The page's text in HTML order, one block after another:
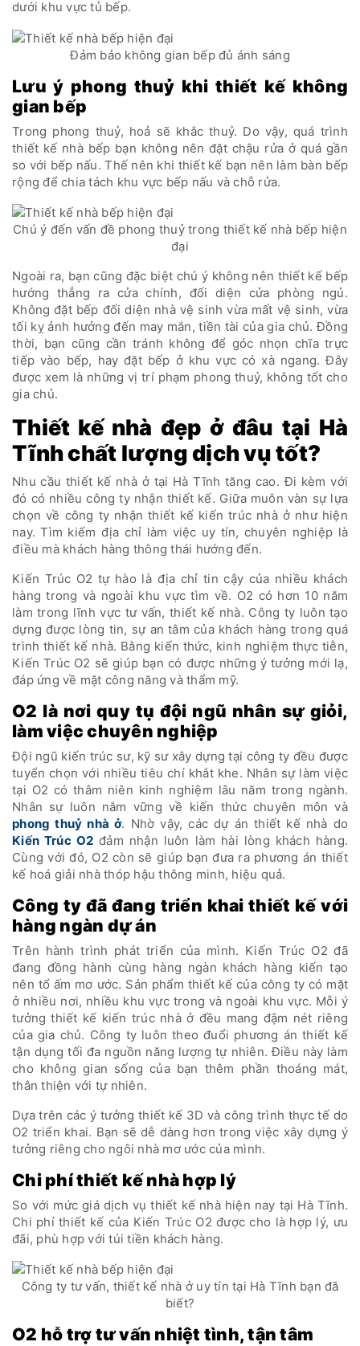
dưới khu vực tủ bếp.
Đảm bảo không gian bếp đủ ánh sáng
Lưu ý phong thuỷ khi thiết kế không
gian bếp
Trong phong thuỷ, hoả sẽ khắc thuỷ. Do vậy, quá trình
thiết kế nhà bếp bạn không nên đặt chậu rửa ở quá gần
so với bếp nấu. Thế nên khi thiết kế bạn nên làm bàn bếp
rộng để chia tách khu vực bếp nấu và chỗ rửa.
Chú ý đến vấn đề phong thuỷ trong thiết kế nhà bếp hiện
đại
Ngoài ra, bạn cũng đặc biệt chú ý không nên thiết kế bếp
hướng thẳng ra cửa chính, đối diện cửa phòng ngủ.
Không đặt bếp đối diện nhà vệ sinh vừa mất vệ sinh, vừa
tối kỵ ảnh hưởng đến may mắn, tiền tài của gia chủ. Đồng
thời, bạn cũng cần tránh không để góc nhọn chĩa trực
tiếp vào bếp, hay đặt bếp ở khu vực có xà ngang. Đây
được xem là những vị trí phạm phong thuỷ, không tốt cho
gia chủ.
Thiết kế nhà đẹp ở đâu tại Hà
Tĩnh chất lượng dịch vụ tốt?
Nhu cầu thiết kế nhà ở tại Hà Tĩnh tăng cao. Đi kèm với
đó có nhiều công ty nhận thiết kế. Giữa muôn vàn sự lựa
chọn về công ty nhận thiết kế kiến trúc nhà ở như hiện
nay. Tìm kiếm địa chỉ làm việc uy tín, chuyên nghiệp là
điều mà khách hàng thông thái hướng đến.
Kiến Trúc O2 tự hào là địa chỉ tin cậy của nhiều khách
hàng trong và ngoài khu vực tìm về. O2 có hơn 10 năm
làm trong lĩnh vực tư vấn, thiết kế nhà. Công ty luôn tạo
dựng được lòng tin, sự an tâm của khách hàng trong quá
trình thiết kế nhà. Bằng kiến thức, kinh nghiệm thực tiễn,
Kiến Trúc O2 sẽ giúp bạn có được những ý tưởng mới lạ,
đáp ứng về mặt công năng và thẩm mỹ.
O2 là nơi quy tụ đội ngũ nhân sự giỏi,
làm việc chuyên nghiệp
Đội ngũ kiến trúc sư, kỹ sư xây dựng tại công ty đều được
tuyển chọn với nhiều tiêu chí khắt khe. Nhân sự làm việc
tại O2 có thâm niên kinh nghiệm lâu năm trong ngành.
Nhân sự luôn nắm vững về kiến thức chuyên môn và
phong thuỷ nhà ở. Nhờ vậy, các dự án thiết kế nhà do
Kiến Trúc O2 đảm nhận luôn làm hài lòng khách hàng.
Cùng với đó, O2 còn sẽ giúp bạn đưa ra phương án thiết
kế hoá giải nhà thóp hậu thông minh, hiệu quả.
Công ty đã đang triển khai thiết kế với
hàng ngàn dự án
Trên hành trình phát triển của mình. Kiến Trúc O2 đã
đang đồng hành cùng hàng ngàn khách hàng kiến tạo
nên tổ ấm mơ ước. Sản phẩm thiết kế của công ty có mặt
ở nhiều nơi, nhiều khu vực trong và ngoài khu vực. Mỗi ý
tưởng thiết kế kiến trúc nhà ở đều mang đậm nét riêng
của gia chủ. Công ty luôn theo đuổi phương án thiết kế
tận dụng tối đa nguồn năng lượng tự nhiên. Điều này làm
cho không gian sống của bạn thêm phần thoáng mát,
thân thiện với tự nhiên.
Dựa trên các ý tưởng thiết kế 3D và công trình thực tế do
O2 triển khai. Bạn sẽ dễ dàng hơn trong việc xây dựng ý
tưởng riêng cho ngôi nhà mơ ước của mình.
Chi phí thiết kế nhà hợp lý
So với mức giá dịch vụ thiết kế nhà hiện nay tại Hà Tĩnh.
Chi phí thiết kế của Kiến Trúc O2 được cho là hợp lý, ưu
đãi, phù hợp với túi tiền khách hàng.
Công ty tư vấn, thiết kế nhà ở uy tín tại Hà Tĩnh bạn đã
biết?
O2 hỗ trợ tư vấn nhiệt tình, tận tâm